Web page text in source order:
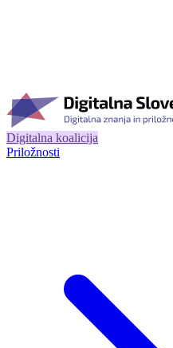
Digitalna koalicija
Priložnosti